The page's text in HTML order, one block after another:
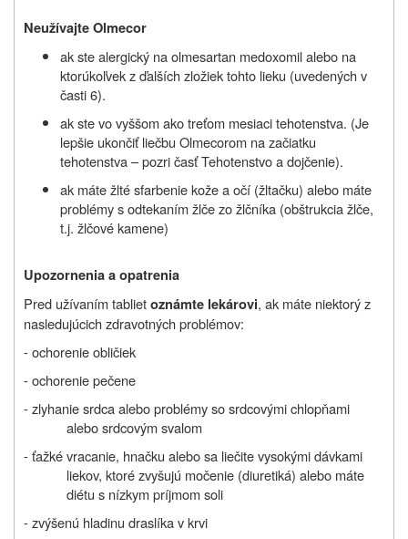
NeužívajteOlmecor
ak ste alergický na olmesartan medoxomil alebo na
ktorúkoľvek z ďalších zložiek tohto lieku (uvedených v
časti 6).
ak ste vo vyššom ako treťom mesiaci tehotenstva. (Je
lepšie ukončiť liečbu Olmecorom na začiatku
tehotenstva – pozri časť Tehotenstvo a dojčenie).
ak máte žlté sfarbenie kože a očí (žltačku) alebo máte
problémy s odtekaním žlče zo žlčníka (obštrukcia žlče,
t.j. žlčové kamene)
Upozornenia a opatrenia
Pred užívaním tablietoznámte lekárovi, ak máte niektorý z
nasledujúcich zdravotných problémov:
- ochorenie obličiek
- ochorenie pečene
- zlyhanie srdca alebo problémy so srdcovými chlopňami
alebo srdcovým svalom
-ťažké vracanie, hnačku alebo sa liečite vysokými dávkami
liekov, ktoré zvyšujú močenie (diuretiká) alebo máte
diétu s nízkym príjmom soli
- zvýšenú hladinu draslíka v krvi